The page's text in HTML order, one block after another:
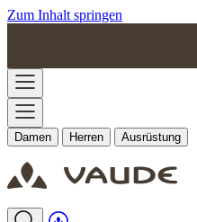
Zum Inhalt springen
Damen Herren Ausrüstung